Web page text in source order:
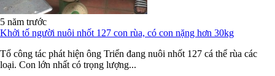
5 năm trước
Khởi tố người nuôi nhốt 127 con rùa, có con nặng hơn 30kg
Tổ công tác phát hiện ông Triển đang nuôi nhốt 127 cá thể rùa các
loại. Con lớn nhất có trọng lượng...